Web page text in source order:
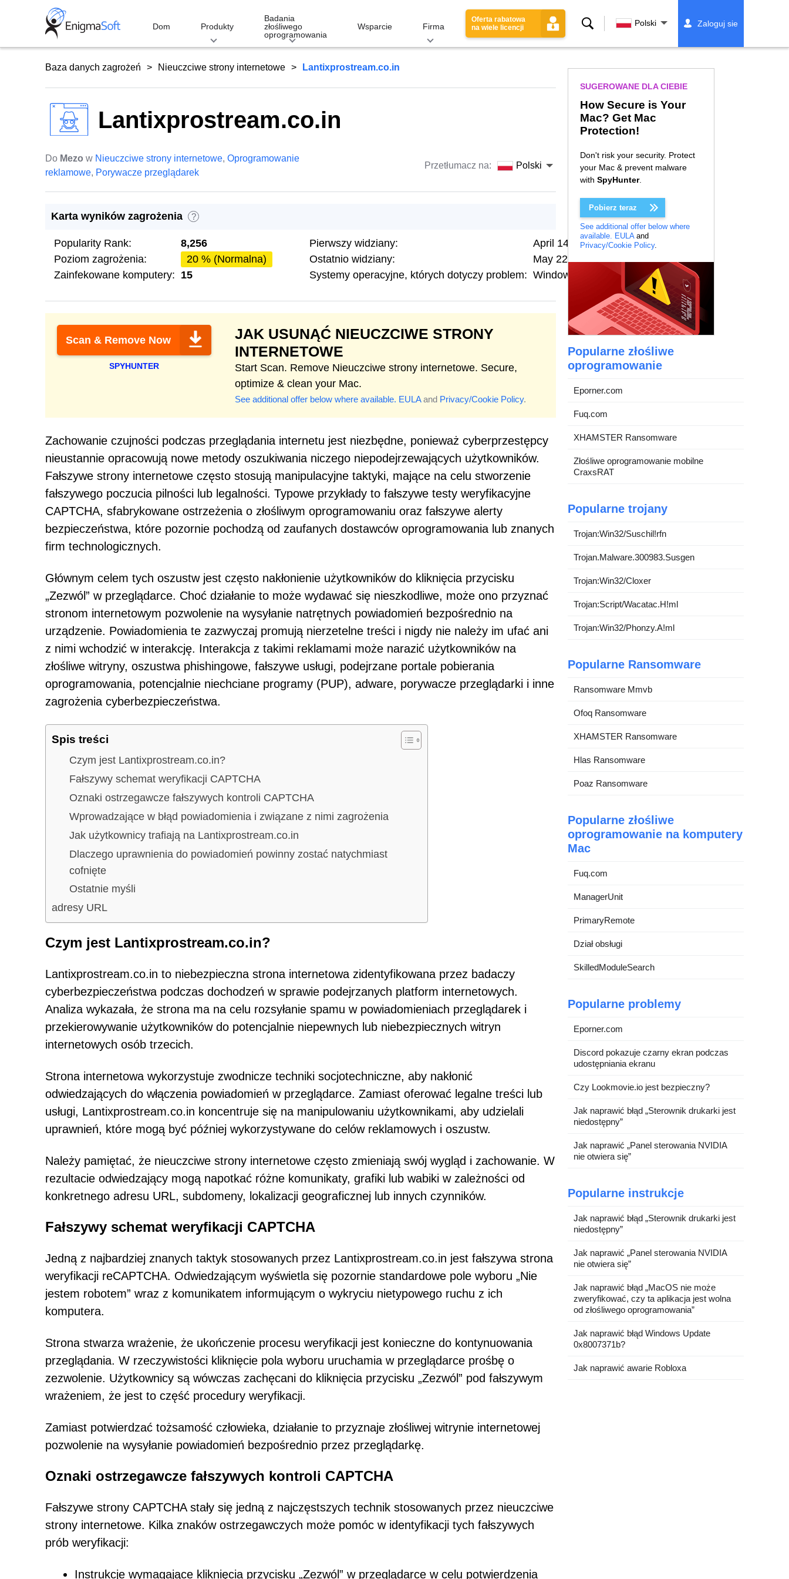
Dom Produkty
Badania
złośliwego
oprogramowania
Wsparcie Firma
Oferta rabatowa
na wiele licencji
Szukaj Polski Zaloguj sie
Baza danych zagrożeń Nieuczciwe strony internetowe Lantixprostream.co.in
Lantixprostream.co.in
Do Mezo w Nieuczciwe strony internetowe, Oprogramowanie
reklamowe, Porywacze przeglądarek
Przetłumacz na: Polski
Karta wyników zagrożenia ?
Popularity Rank:
8,256
Poziom zagrożenia:
20 % (Normalna)
Zainfekowane komputery: 15
Pierwszy widziany:
April 14, 2026
Ostatnio widziany:
May 22, 2026
Systemy operacyjne, których dotyczy problem: Windows
Scan & Remove Now
SPYHUNTER
JAK USUNĄĆ NIEUCZCIWE STRONY
INTERNETOWE
Start Scan. Remove Nieuczciwe strony internetowe. Secure,
optimize & clean your Mac.
See additional offer below where available. EULAand Privacy/Cookie Policy.
Zachowanie czujności podczas przeglądania internetu jest niezbędne, ponieważ cyberprzestępcy
nieustannie opracowują nowe metody oszukiwania niczego niepodejrzewających użytkowników.
Fałszywe strony internetowe często stosują manipulacyjne taktyki, mające na celu stworzenie
fałszywego poczucia pilności lub legalności. Typowe przykłady to fałszywe testy weryfikacyjne
CAPTCHA, sfabrykowane ostrzeżenia o złośliwym oprogramowaniu oraz fałszywe alerty
bezpieczeństwa, które pozornie pochodzą od zaufanych dostawców oprogramowania lub znanych
firm technologicznych.
Głównym celem tych oszustw jest często nakłonienie użytkowników do kliknięcia przycisku
„Zezwól” w przeglądarce. Choć działanie to może wydawać się nieszkodliwe, może ono przyznać
stronom internetowym pozwolenie na wysyłanie natrętnych powiadomień bezpośrednio na
urządzenie. Powiadomienia te zazwyczaj promują nierzetelne treści i nigdy nie należy im ufać ani
z nimi wchodzić w interakcję. Interakcja z takimi reklamami może narazić użytkowników na
złośliwe witryny, oszustwa phishingowe, fałszywe usługi, podejrzane portale pobierania
oprogramowania, potencjalnie niechciane programy (PUP), adware, porywacze przeglądarki i inne
zagrożenia cyberbezpieczeństwa.
Spis treści
Czym jest Lantixprostream.co.in?
Fałszywy schemat weryfikacji CAPTCHA
Oznaki ostrzegawcze fałszywych kontroli CAPTCHA
Wprowadzające w błąd powiadomienia i związane z nimi zagrożenia
Jak użytkownicy trafiają na Lantixprostream.co.in
Dlaczego uprawnienia do powiadomień powinny zostać natychmiast
cofnięte
Ostatnie myśli
adresy URL
Czym jest Lantixprostream.co.in?
Lantixprostream.co.in to niebezpieczna strona internetowa zidentyfikowana przez badaczy
cyberbezpieczeństwa podczas dochodzeń w sprawie podejrzanych platform internetowych.
Analiza wykazała, że strona ma na celu rozsyłanie spamu w powiadomieniach przeglądarek i
przekierowywanie użytkowników do potencjalnie niepewnych lub niebezpiecznych witryn
internetowych osób trzecich.
Strona internetowa wykorzystuje zwodnicze techniki socjotechniczne, aby nakłonić
odwiedzających do włączenia powiadomień w przeglądarce. Zamiast oferować legalne treści lub
usługi, Lantixprostream.co.in koncentruje się na manipulowaniu użytkownikami, aby udzielali
uprawnień, które mogą być później wykorzystywane do celów reklamowych i oszustw.
Należy pamiętać, że nieuczciwe strony internetowe często zmieniają swój wygląd i zachowanie. W
rezultacie odwiedzający mogą napotkać różne komunikaty, grafiki lub wabiki w zależności od
konkretnego adresu URL, subdomeny, lokalizacji geograficznej lub innych czynników.
Fałszywy schemat weryfikacji CAPTCHA
Jedną z najbardziej znanych taktyk stosowanych przez Lantixprostream.co.in jest fałszywa strona
weryfikacji reCAPTCHA. Odwiedzającym wyświetla się pozornie standardowe pole wyboru „Nie
jestem robotem” wraz z komunikatem informującym o wykryciu nietypowego ruchu z ich
komputera.
Strona stwarza wrażenie, że ukończenie procesu weryfikacji jest konieczne do kontynuowania
przeglądania. W rzeczywistości kliknięcie pola wyboru uruchamia w przeglądarce prośbę o
zezwolenie. Użytkownicy są wówczas zachęcani do kliknięcia przycisku „Zezwól” pod fałszywym
wrażeniem, że jest to część procedury weryfikacji.
Zamiast potwierdzać tożsamość człowieka, działanie to przyznaje złośliwej witrynie internetowej
pozwolenie na wysyłanie powiadomień bezpośrednio przez przeglądarkę.
Oznaki ostrzegawcze fałszywych kontroli CAPTCHA
Fałszywe strony CAPTCHA stały się jedną z najczęstszych technik stosowanych przez nieuczciwe
strony internetowe. Kilka znaków ostrzegawczych może pomóc w identyfikacji tych fałszywych
prób weryfikacji:
Instrukcje wymagające kliknięcia przycisku „Zezwól” w przeglądarce w celu potwierdzenia
SUGEROWANE DLA CIEBIE
How Secure is Your
Mac? Get Mac
Protection!
Don't risk your security. Protect
your Mac & prevent malware
with SpyHunter.
Pobierz teraz
See additional offer below where
available. EULAand
Privacy/Cookie Policy.
Popularne złośliwe
oprogramowanie
Eporner.com
Fuq.com
XHAMSTER Ransomware
Złośliwe oprogramowanie mobilne
CraxsRAT
Popularne trojany
Trojan:Win32/Suschil!rfn
Trojan.Malware.300983.Susgen
Trojan:Win32/Cloxer
Trojan:Script/Wacatac.H!ml
Trojan:Win32/Phonzy.A!ml
Popularne Ransomware
Ransomware Mmvb
Ofoq Ransomware
XHAMSTER Ransomware
Hlas Ransomware
Poaz Ransomware
Popularne złośliwe
oprogramowanie na komputery
Mac
Fuq.com
ManagerUnit
PrimaryRemote
Dział obsługi
SkilledModuleSearch
Popularne problemy
Eporner.com
Discord pokazuje czarny ekran podczas
udostępniania ekranu
Czy Lookmovie.io jest bezpieczny?
Jak naprawić błąd „Sterownik drukarki jest
niedostępny”
Jak naprawić „Panel sterowania NVIDIA
nie otwiera się”
Popularne instrukcje
Jak naprawić błąd „Sterownik drukarki jest
niedostępny”
Jak naprawić „Panel sterowania NVIDIA
nie otwiera się”
Jak naprawić błąd „MacOS nie może
zweryfikować, czy ta aplikacja jest wolna
od złośliwego oprogramowania”
Jak naprawić błąd Windows Update
0x8007371b?
Jak naprawić awarie Robloxa